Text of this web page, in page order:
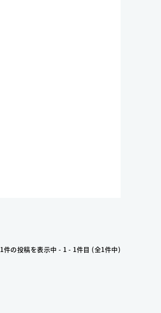
1件の投稿を表示中 - 1 - 1件目 (全1件中)